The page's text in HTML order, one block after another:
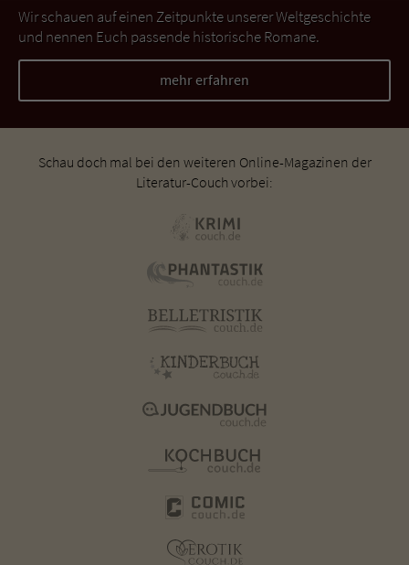
Wir schauen auf einen Zeitpunkte unserer Weltgeschichte
und nennen Euch passende historische Romane.
mehr erfahren
Schau doch mal bei den weiteren Online-Magazinen der
Literatur-Couch vorbei: